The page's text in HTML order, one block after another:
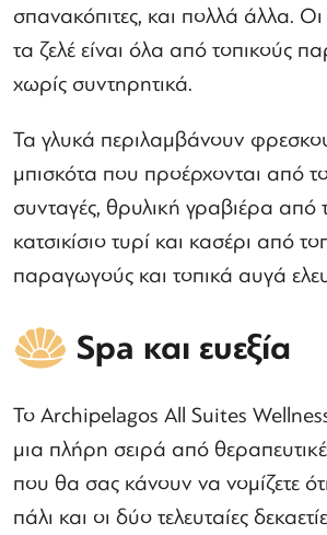
σπανακόπιτες, και πολλά άλλα.
τα ζελέ είναι όλα από τοπικούς
χωρίς συντηρητικά.
Τα γλυκά περιλαμβάνουν
μπισκότα που προέρχονται από
συνταγές, θρυλική γραβιέρα από
κατσικίσιο τυρί και κασέρι από
παραγωγούς και τοπικά αυγά
Spa και ευεξία
Το Archipelagos All Suites
μια πλήρη σειρά από
που θα σας κάνουν να νομίζετε
πάλι και οι δύο τελευταίες